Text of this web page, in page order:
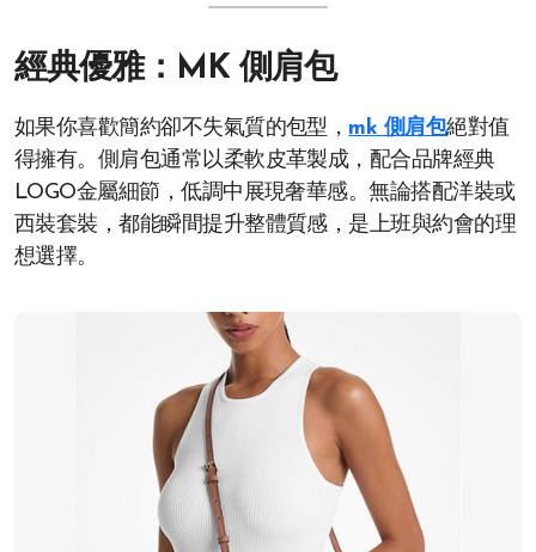
經典優雅：MK 側肩包
如果你喜歡簡約卻不失氣質的包型， mk 側肩包絕對值
得擁有。側肩包通常以柔軟皮革製成，配合品牌經典
LOGO金屬細節，低調中展現奢華感。無論搭配洋裝或
西裝套裝，都能瞬間提升整體質感，是上班與約會的理
想選擇。